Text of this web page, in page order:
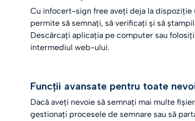
Cu infocert-sign free aveți deja la dispoziție
permite să semnați, să verificați și să
Descărcați aplicația pe computer sau
intermediul web-ului.
Funcții avansate pentru toate
Dacă aveți nevoie să semnați mai multe
gestionați procesele de semnare sau să